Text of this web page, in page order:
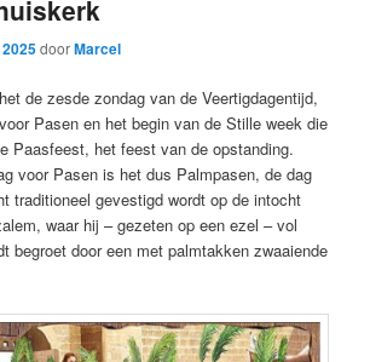
doorMarcel
de zesde zondag van de Veertigdagentijd,
Pasen en het begin van de Stille week die
Paasfeest, het feest van de opstanding.
voor Pasen is het dus Palmpasen, de dag
traditioneel gevestigd wordt op de intocht
waar hij – gezeten op een ezel – vol
begroet door een met palmtakken zwaaiende